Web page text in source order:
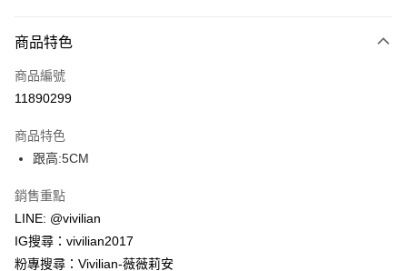
信用卡一次付款
信用卡分期付款
合作金庫商業銀行
華南商業銀行
國泰世華商業銀行
臺灣中小企業銀行
匯豐（台灣）商業銀行
聯邦商業銀行
超商取貨付款
Apple Pay
街口支付
商品特色
商品編號
11890299
商品特色
跟高:5CM
銷售重點
LINE: @vivilian
IG搜尋：vivilian2017
粉專搜尋：Vivilian-薇薇莉安